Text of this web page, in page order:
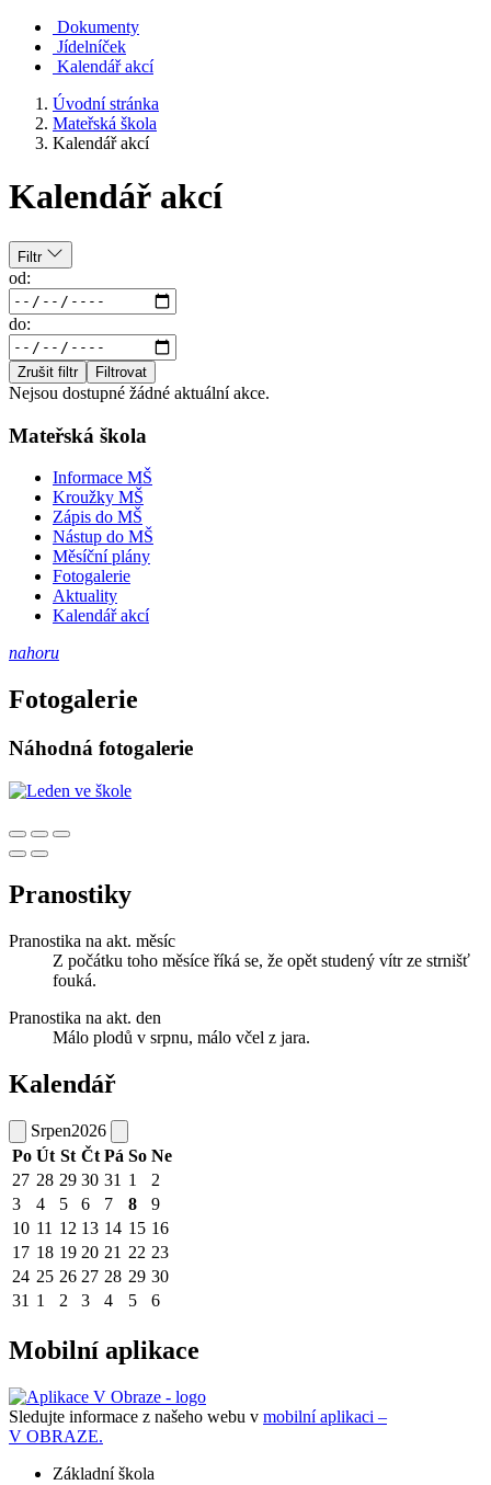
Dokumenty
Jídelníček
Kalendář akcí
Úvodní stránka
Mateřská škola
Kalendář akcí
Kalendář akcí
Filtr
od:
do:
Zrušit filtr Filtrovat
Nejsou dostupné žádné aktuální akce.
Mateřská škola
Informace MŠ
Kroužky MŠ
Zápis do MŠ
Nástup do MŠ
Měsíční plány
Fotogalerie
Aktuality
Kalendář akcí
nahoru
Fotogalerie
Náhodná fotogalerie
Pranostiky
Pranostika na akt. měsíc
Z počátku toho měsíce říká se, že opět studený vítr ze strnišť
fouká.
Pranostika na akt. den
Málo plodů v srpnu, málo včel z jara.
Kalendář
Srpen2026
Po Út St Čt Pá So Ne
27 28 29 30 31 1
2
3
4 5 6 7 8
9
10 11 12 13 14 15 16
17 18 19 20 21 22 23
24 25 26 27 28 29 30
31 1 2 3 4 5 6
Mobilní aplikace
Sledujte informace z našeho webu v mobilní aplikaci –
V OBRAZE.
Základní škola